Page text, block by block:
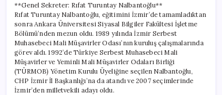
**Genel Sekreter: Rıfat Turuntay Nalbantoğlu**
Rıfat Turuntay Nalbantoğlu, eğitimini İzmir’de tamamladıktan
sonra Ankara Üniversitesi Siyasal Bilgiler Fakültesi İşletme
Bölümü’nden mezun oldu. 1989 yılında İzmir Serbest
Muhasebeci Mali Müşavirler Odası’nın kuruluş çalışmalarında
görev aldı. 1992’de Türkiye Serbest Muhasebeci Mali
Müşavirler ve Yeminli Mali Müşavirler Odaları Birliği
(TÜRMOB) Yönetim Kurulu Üyeliğine seçilen Nalbantoğlu,
CHP İzmir İl Başkanlığı’na da atandı ve 2007 seçimlerinde
İzmir’den milletvekili adayı oldu.